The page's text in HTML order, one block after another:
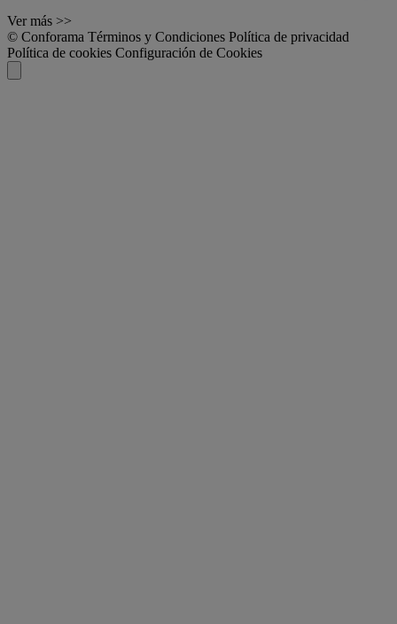
Ver más >>
© Conforama Términos y Condiciones Política de privacidad
Política de cookies Configuración de Cookies